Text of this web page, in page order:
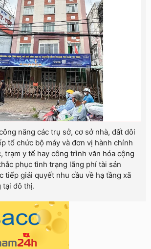
năng các trụ sở, cơ sở nhà, đất dôi
tổ chức bộ máy và đơn vị hành chính
trạm y tế hay công trình văn hóa cộng
phục tình trạng lãng phí tài sản
tiếp giải quyết nhu cầu về hạ tầng xã
tại đô thị.